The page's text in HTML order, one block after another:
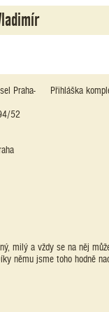
Praha-
52
Přihláška
milý a vždy se na něj
němu jsme toho hodně